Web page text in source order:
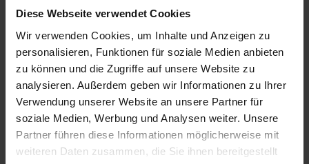
Diese Webseite verwendet Cookies
Wir verwenden Cookies, um Inhalte und Anzeigen zu
personalisieren, Funktionen für soziale Medien anbieten
zu können und die Zugriffe auf unsere Website zu
analysieren. Außerdem geben wir Informationen zu Ihrer
Verwendung unserer Website an unsere Partner für
soziale Medien, Werbung und Analysen weiter. Unsere
Partner führen diese Informationen möglicherweise mit
weiteren Daten zusammen, die Sie ihnen bereitgestellt
Seenlandschaft mit treibenden Seerosen. Die
strahlenden Farben verstärken den fröhlichen
Charakter dieses Designs.
Produktdetails
Versand & Zahlung